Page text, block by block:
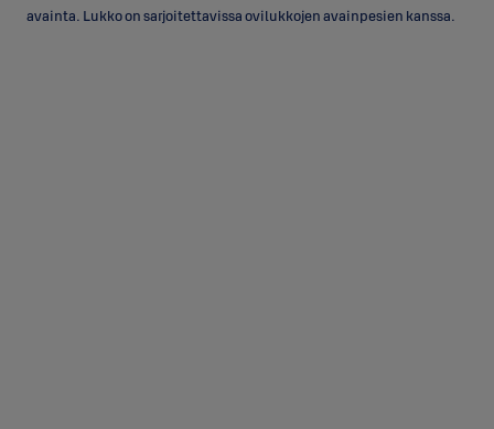
avainta. Lukko on sarjoitettavissa ovilukkojen avainpesien kanssa.